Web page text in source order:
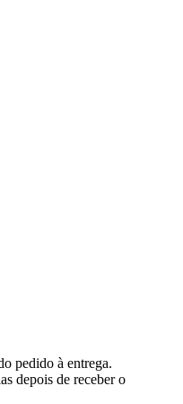
pedido à entrega.
depois de receber o